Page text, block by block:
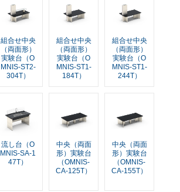
組合せ中央
（両面形）
実験台（O
MNIS-ST2-
304T）
組合せ中央
（両面形）
実験台（O
MNIS-ST1-
184T）
組合せ中央
（両面形）
実験台（O
MNIS-ST1-
244T）
流し台（O
MNIS-SA-1
47T）
中央（両面
形）実験台
（OMNIS-
CA-125T）
中央（両面
形）実験台
（OMNIS-
CA-155T）